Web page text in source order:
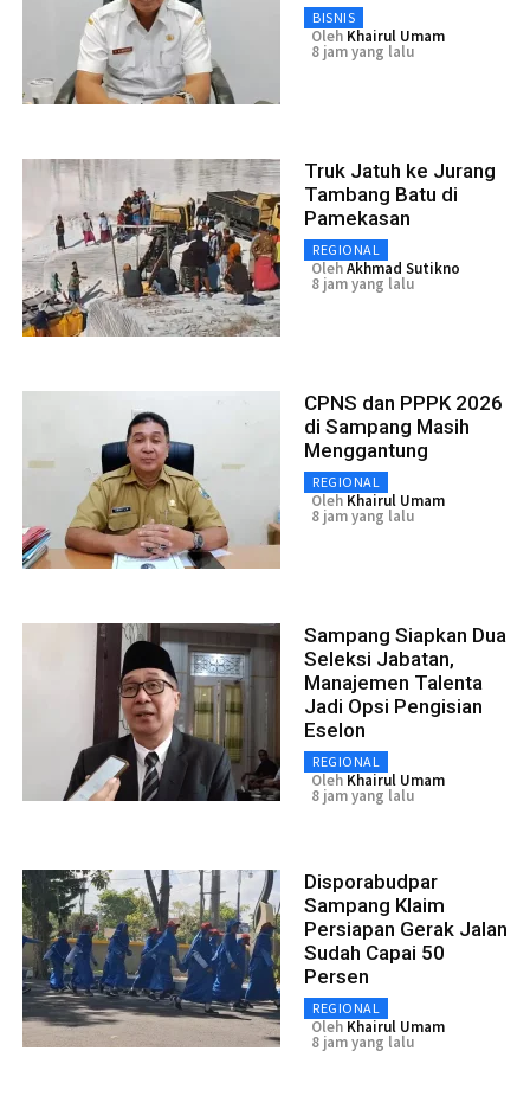
BISNIS
Oleh Khairul Umam
8 jam yang lalu
Truk Jatuh ke Jurang
Tambang Batu di
Pamekasan
REGIONAL
OlehAkhmad Sutikno
8 jam yang lalu
CPNS dan PPPK 2026
di Sampang Masih
Menggantung
REGIONAL
Oleh Khairul Umam
8 jam yang lalu
Sampang Siapkan Dua
Seleksi Jabatan,
Manajemen Talenta
Jadi Opsi Pengisian
Eselon
REGIONAL
Oleh Khairul Umam
8 jam yang lalu
Disporabudpar
Sampang Klaim
Persiapan Gerak Jalan
Sudah Capai 50
Persen
REGIONAL
Oleh Khairul Umam
8 jam yang lalu